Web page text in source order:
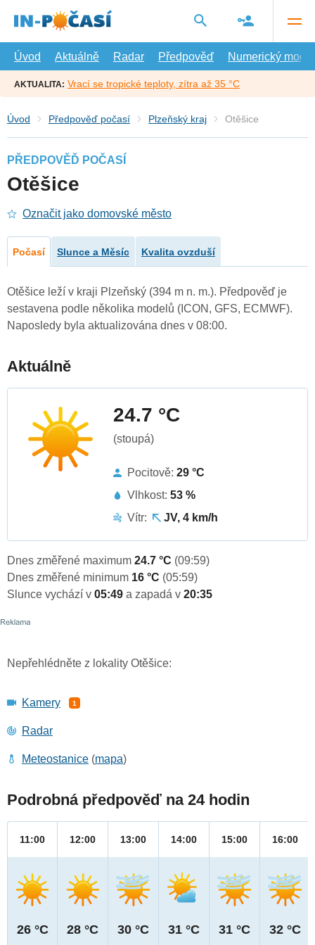
hlavní
Úvod
Aktuálně Radar Předpověď Numerický model
AKTUALITA: Vrací se tropické teploty, zítra až 35 °C
Úvod Předpověď počasí Plzeňský kraj Otěšice
PŘEDPOVĚĎ POČASÍ
Otěšice
Označit jako domovské město
Počasí Slunce a Měsíc Kvalita ovzduší
Otěšice leží v kraji Plzeňský (394 m n. m.). Předpověď je
sestavena podle několika modelů (ICON, GFS, ECMWF).
Naposledy byla aktualizována dnes v 08:00.
Aktuálně
24.7 °C
(stoupá)
Pocitově: 29 °C
Vlhkost: 53 %
Vítr:
JV, 4 km/h
Dnes změřené maximum 24.7 °C (09:59)
Dnes změřené minimum 16 °C (05:59)
Slunce vychází v 05:49 a zapadá v 20:35
Nepřehlédněte z lokality Otěšice:
Kamery 1
Radar
Meteostanice (mapa)
Podrobná předpověď na 24 hodin
11:00
26 °C
12:00
28 °C
13:00
30 °C
14:00
31 °C
15:00
31 °C
16:00
32 °C